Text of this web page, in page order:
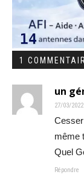
1
un
27/03/
même
Quel
Répondre